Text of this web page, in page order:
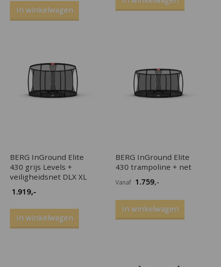
In winkelwagen
BERG InGround Elite
430 grijs Levels +
veiligheidsnet DLX XL
1.919,-
In winkelwagen
BERG InGround Elite
430 trampoline + net
Vanaf 1.759,-
In winkelwagen